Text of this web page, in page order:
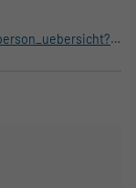
https://vetdoc.vu-wien.ac.at/vetdoc/suche.person_uebersicht?sprache_in=de&menue_id_in=101&id_in=1810